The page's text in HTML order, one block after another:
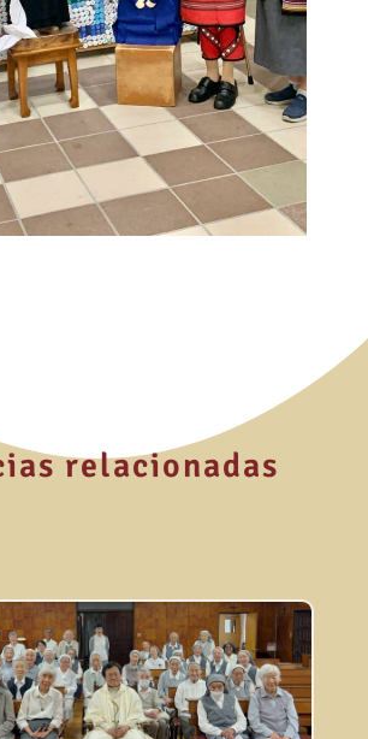
relacionadas